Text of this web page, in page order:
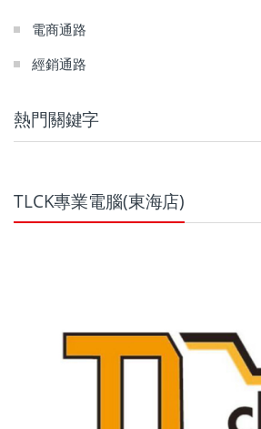
電商通路
經銷通路
熱門關鍵字
TLCK專業電腦(東海店)